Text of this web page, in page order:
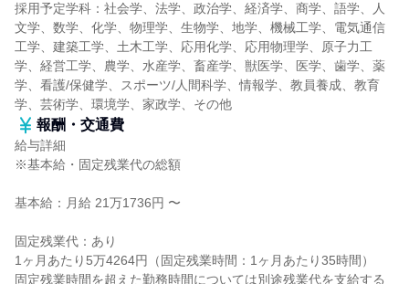
採用予定学科：社会学、法学、政治学、経済学、商学、語学、人
文学、数学、化学、物理学、生物学、地学、機械工学、電気通信
工学、建築工学、土木工学、応用化学、応用物理学、原子力工
学、経営工学、農学、水産学、畜産学、獣医学、医学、歯学、薬
学、看護/保健学、スポーツ/人間科学、情報学、教員養成、教育
学、芸術学、環境学、家政学、その他
報酬・交通費
給与詳細
※基本給・固定残業代の総額
基本給：月給 21万1736円 〜
固定残業代：あり
1ヶ月あたり5万4264円（固定残業時間：1ヶ月あたり35時間）
固定残業時間を超えた勤務時間については別途残業代を支給する